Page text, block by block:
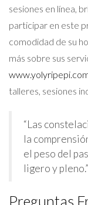
sesiones en línea,
participar en este
comodidad de su
más sobre sus
talleres, sesiones
“Las
la
el peso del
ligero y
Preguntas